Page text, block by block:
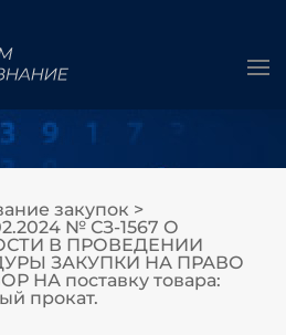
закупок >
№ СЗ-1567 О
В ПРОВЕДЕНИИ
ЗАКУПКИ НА ПРАВО
НА поставку товара:
прокат.